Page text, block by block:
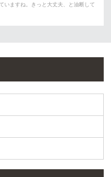
いますね。きっと大丈夫、と油断して